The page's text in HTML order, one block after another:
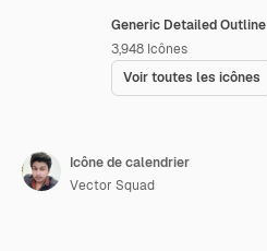
Generic Detailed Outline
3,948 Icônes
Voir toutes les icônes
Icône de calendrier
Vector Squad